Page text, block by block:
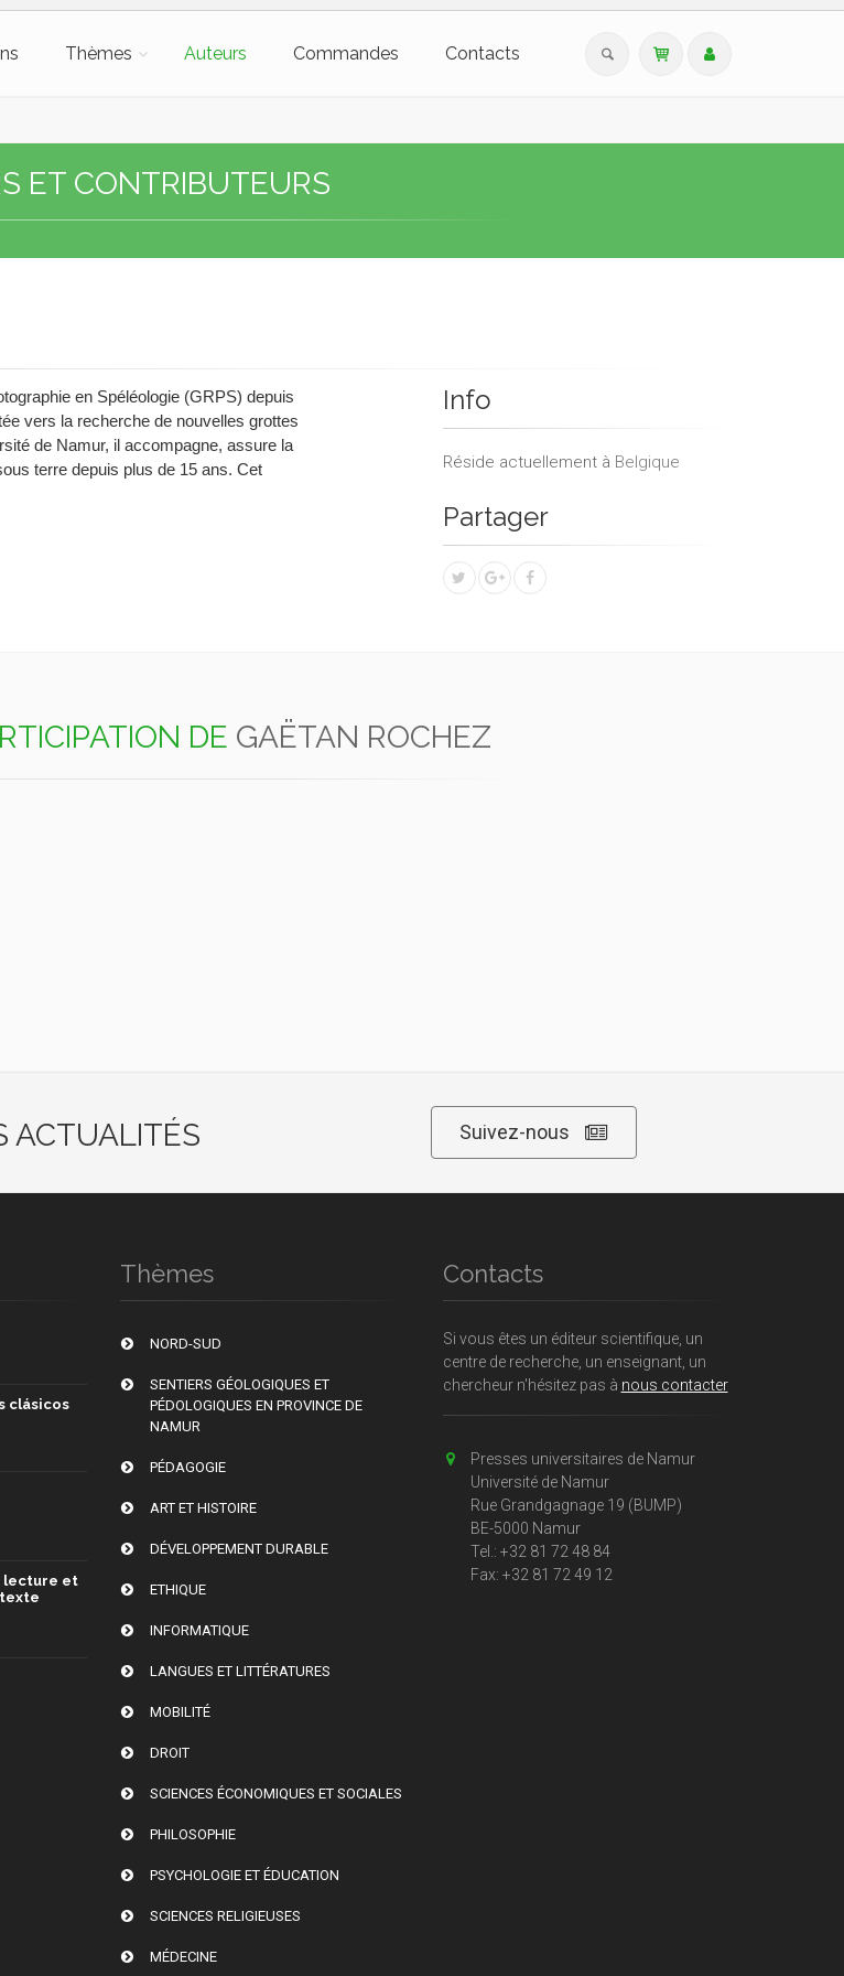
Thèmes Auteurs Commandes Contacts
ET CONTRIBUTEURS
en Spéléologie (GRPS) depuis
vers la recherche de nouvelles grottes
de Namur, il accompagne, assure la
terre depuis plus de 15 ans. Cet
Info
Réside actuellement à Belgique
Partager
DE GAËTAN ROCHEZ
ACTUALITÉS Suivez-nous
clásicos
lecture et
Thèmes
NORD-SUD
SENTIERS GÉOLOGIQUES ET
PÉDOLOGIQUES EN PROVINCE DE
NAMUR
PÉDAGOGIE
ART ET HISTOIRE
DÉVELOPPEMENT DURABLE
ETHIQUE
INFORMATIQUE
LANGUES ET LITTÉRATURES
MOBILITÉ
DROIT
SCIENCES ÉCONOMIQUES ET SOCIALES
PHILOSOPHIE
PSYCHOLOGIE ET ÉDUCATION
SCIENCES RELIGIEUSES
MÉDECINE
Contacts
Si vous êtes un éditeur scientifique, un
centre de recherche, un enseignant, un
chercheur n'hésitez pas à nous contacter
Presses universitaires de Namur
Université de Namur
Rue Grandgagnage 19 (BUMP)
BE-5000 Namur
Tel.: +32 81 72 48 84
Fax: +32 81 72 49 12